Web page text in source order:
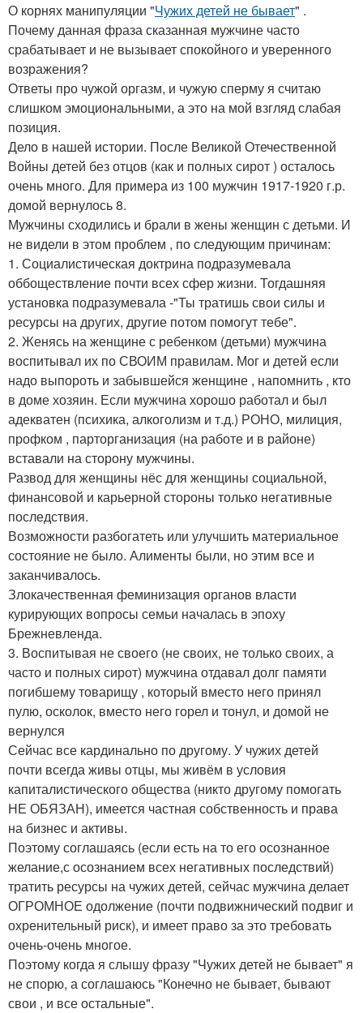
О корнях манипуляции "Чужих детей не бывает" .
Почему данная фраза сказанная мужчине часто
срабатывает и не вызывает спокойного и уверенного
возражения?
Ответы про чужой оргазм, и чужую сперму я считаю
слишком эмоциональными, а это на мой взгляд слабая
позиция.
Дело в нашей истории. После Великой Отечественной
Войны детей без отцов (как и полных сирот ) осталось
очень много. Для примера из 100 мужчин 1917-1920 г.р.
домой вернулось 8.
Мужчины сходились и брали в жены женщин с детьми. И
не видели в этом проблем , по следующим причинам:
1. Социалистическая доктрина подразумевала
оббоществление почти всех сфер жизни. Тогдашняя
установка подразумевала -"Ты тратишь свои силы и
ресурсы на других, другие потом помогут тебе".
2. Женясь на женщине с ребенком (детьми) мужчина
воспитывал их по СВОИМ правилам. Мог и детей если
надо выпороть и забывшейся женщине , напомнить , кто
в доме хозяин. Если мужчина хорошо работал и был
адекватен (психика, алкоголизм и т.д.) РОНО, милиция,
профком , парторганизация (на работе и в районе)
вставали на сторону мужчины.
Развод для женщины нёс для женщины социальной,
финансовой и карьерной стороны только негативные
последствия.
Возможности разбогатеть или улучшить материальное
состояние не было. Алименты были, но этим все и
заканчивалось.
Злокачественная феминизация органов власти
курирующих вопросы семьи началась в эпоху
Брежневленда.
3. Воспитывая не своего (не своих, не только своих, а
часто и полных сирот) мужчина отдавал долг памяти
погибшему товарищу , который вместо него принял
пулю, осколок, вместо него горел и тонул, и домой не
вернулся
Сейчас все кардинально по другому. У чужих детей
почти всегда живы отцы, мы живём в условия
капиталистического общества (никто другому помогать
НЕ ОБЯЗАН), имеется частная собственность и права
на бизнес и активы.
Поэтому соглашаясь (если есть на то его осознанное
желание,с осознанием всех негативных последствий)
тратить ресурсы на чужих детей, сейчас мужчина делает
ОГРОМНОЕ одолжение (почти подвижнический подвиг и
охренительный риск), и имеет право за это требовать
очень-очень многое.
Поэтому когда я слышу фразу "Чужих детей не бывает" я
не спорю, а соглашаюсь "Конечно не бывает, бывают
свои , и все остальные".